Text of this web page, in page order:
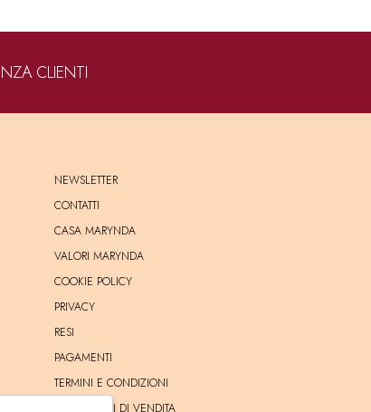
CLIENTI
NEWSLETTER
CONTATTI
CASA MARYNDA
VALORI MARYNDA
COOKIE POLICY
PRIVACY
RESI
PAGAMENTI
TERMINI E CONDIZIONI
CONDIZIONI DI VENDITA